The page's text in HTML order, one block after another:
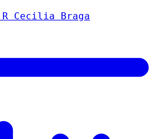
Cecilia Braga